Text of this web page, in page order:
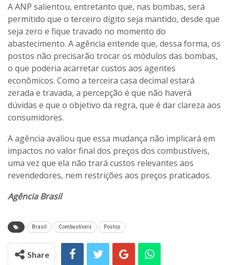
A ANP salientou, entretanto que, nas bombas, será
permitido que o terceiro dígito seja mantido, desde que
seja zero e fique travado no momento do
abastecimento. A agência entende que, dessa forma, os
postos não precisarão trocar os módulos das bombas,
o que poderia acarretar custos aos agentes
econômicos. Como a terceira casa decimal estará
zerada e travada, a percepção é que não haverá
dúvidas e que o objetivo da regra, que é dar clareza aos
consumidores.
A agência avaliou que essa mudança não implicará em
impactos no valor final dos preços dos combustíveis,
uma vez que ela não trará custos relevantes aos
revendedores, nem restrições aos preços praticados.
Agência Brasil
Brasil Combustíveis Postos
Share